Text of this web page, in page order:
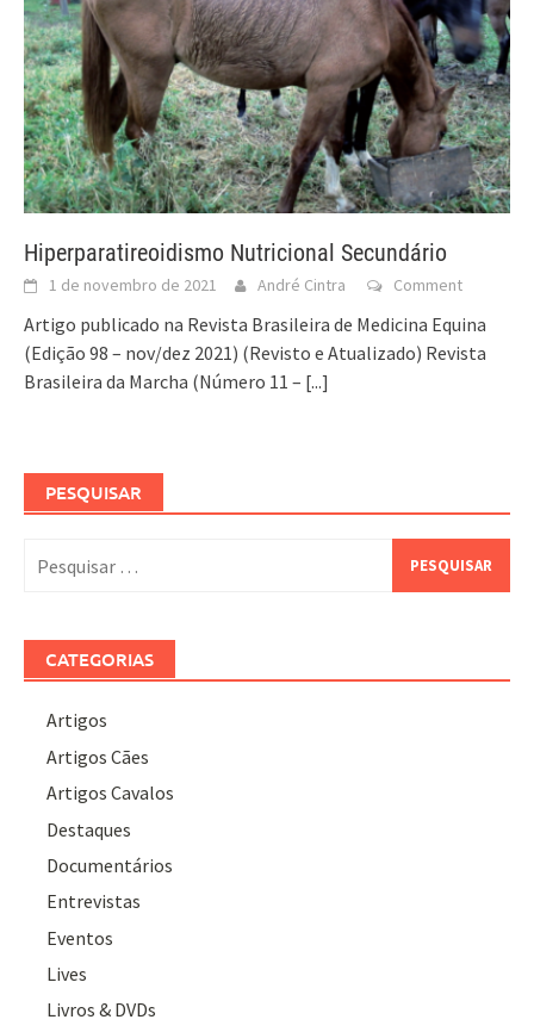
Hiperparatireoidismo Nutricional Secundário
1 de novembro de 2021 André Cintra Comment
Artigo publicado na Revista Brasileira de Medicina Equina
(Edição 98 – nov/dez 2021) (Revisto e Atualizado) Revista
Brasileira da Marcha (Número 11 – [...]
PESQUISAR
por:
CATEGORIAS
Artigos
Artigos Cães
Artigos Cavalos
Destaques
Documentários
Entrevistas
Eventos
Lives
Livros & DVDs